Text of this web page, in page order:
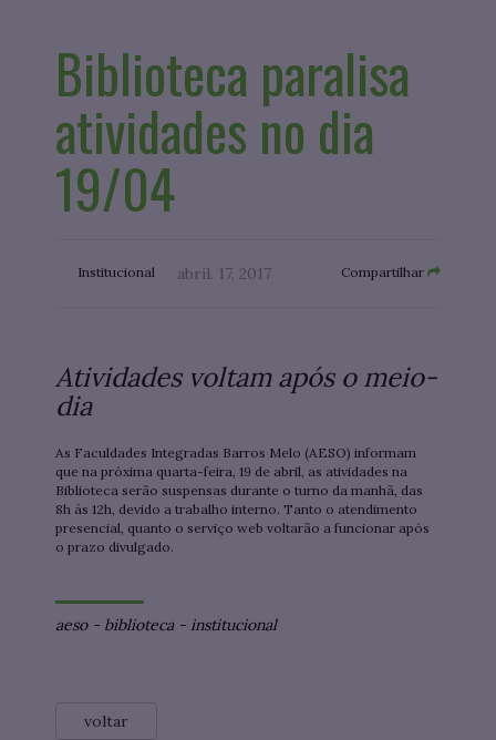
Biblioteca paralisa
atividades no dia
19/04
Institucional abril. 17, 2017 Compartilhar
Atividades voltam após o meio-
dia
As Faculdades Integradas Barros Melo (AESO) informam
que na próxima quarta-feira, 19 de abril, as atividades na
Biblioteca serão suspensas durante o turno da manhã, das
8h às 12h, devido a trabalho interno. Tanto o atendimento
presencial, quanto o serviço web voltarão a funcionar após
o prazo divulgado.
aeso- biblioteca - institucional
voltar